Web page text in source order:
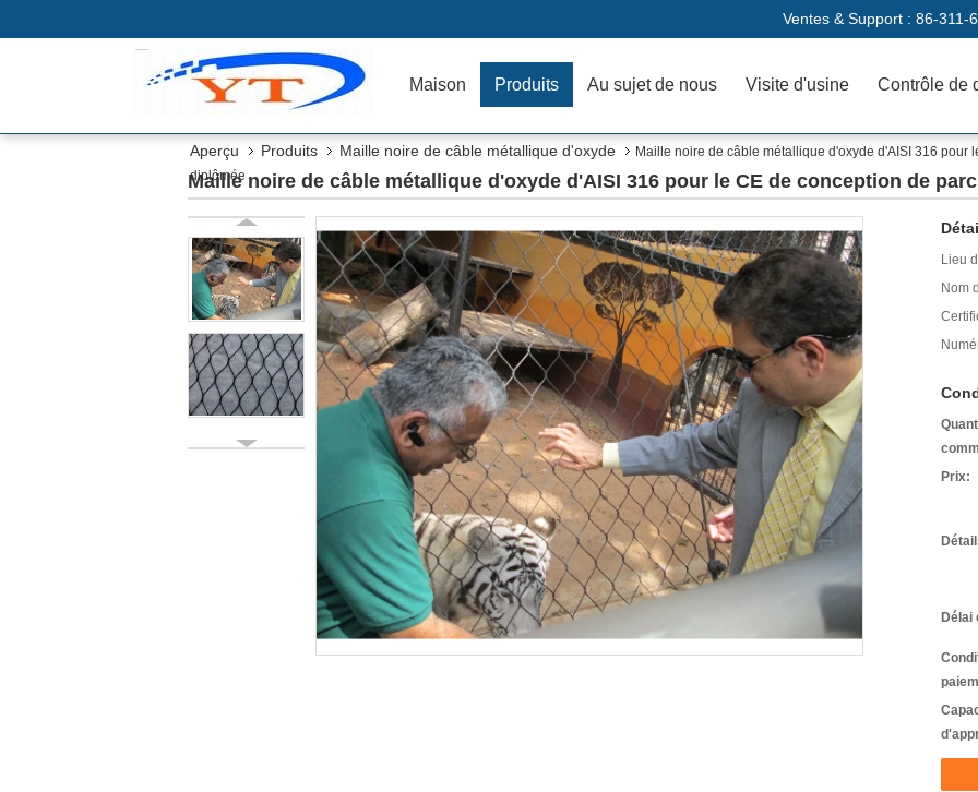
Ventes & Support : 86-311-
Maison Produits Au sujet de nous Visite d'usine Contrôle de
Aperçu Produits Maille noire de câble métallique d'oxyde
Maille noire de câble métallique d'oxyde d'AISI 316 pour
diplômée
Maille noire de câble métallique d'oxyde d'AISI 316 pour le CE de conception de
Lieu
Nom
Prix:
Délai